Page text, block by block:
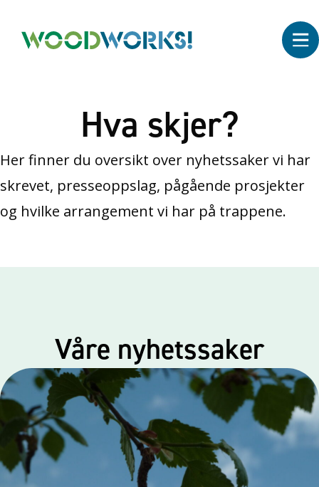
Hva skjer?
Her finner du oversikt over nyhetssaker vi har
skrevet, presseoppslag, pågående prosjekter
og hvilke arrangement vi har på trappene.
Våre nyhetssaker